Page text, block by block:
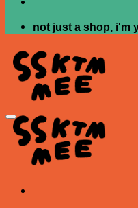
not just a shop, i'm